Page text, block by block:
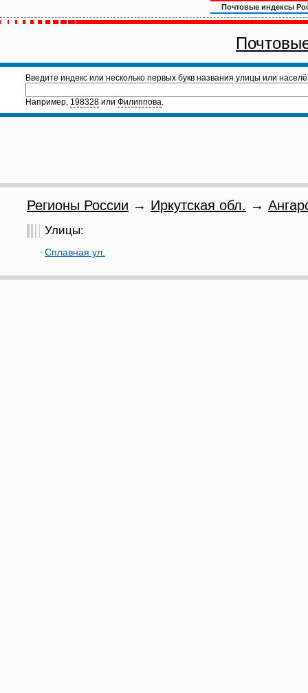
Почтовые индексы
Введите индекс или несколько первых букв названия улицы или
Например, 198328 или Филиппова.
Регионы России → Иркутская обл. →
Улицы:
Сплавная ул.